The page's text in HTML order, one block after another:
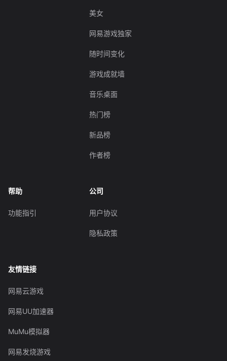
美女
网易游戏独家
随时间变化
游戏成就墙
音乐桌面
热门榜
新品榜
作者榜
帮助
功能指引
公司
用户协议
隐私政策
友情链接
网易云游戏
网易UU加速器
MuMu模拟器
网易发烧游戏